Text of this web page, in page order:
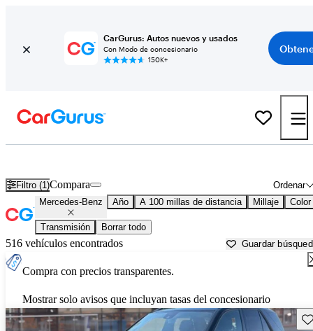
CarGurus: Autos nuevos y usados
Con Modo de concesionario
150K+
Filtro (1) Ordenar
Compara
Mercedes-Benz Año A 100 millas de distancia Millaje Color
Transmisión Borrar todo
516 vehículos encontrados Guardar
Compra con precios transparentes.
Mostrar solo avisos que incluyan tasas del concesionario